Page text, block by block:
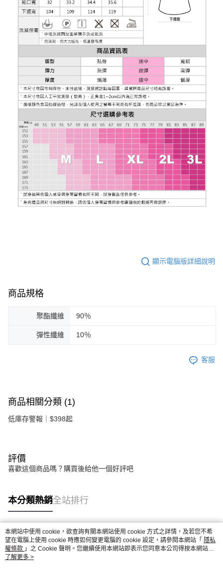
顯示電腦版詳細說明
商品規格
聚酯纖維 90％
彈性纖維 10％
客服
商品相關分類 (1)
低庫存警報｜$398起
評價
喜歡這個商品嗎？購買後給他一個好評吧
本分類熱銷全站排行
熱門標籤
本網站中使用 cookie，欲查詢有關本網站使用 cookie 方式之詳情，及若您不希
望在電腦上使用 cookie 時應如何變更電腦的 cookie 設定，請參閱本網站「 隱私
權條款 」之 Cookie 聲明。您繼續使用本網站即表示您同意本公司得按本網站使
用條款之 Cookie 聲明使用 cookie。
了解更多 >